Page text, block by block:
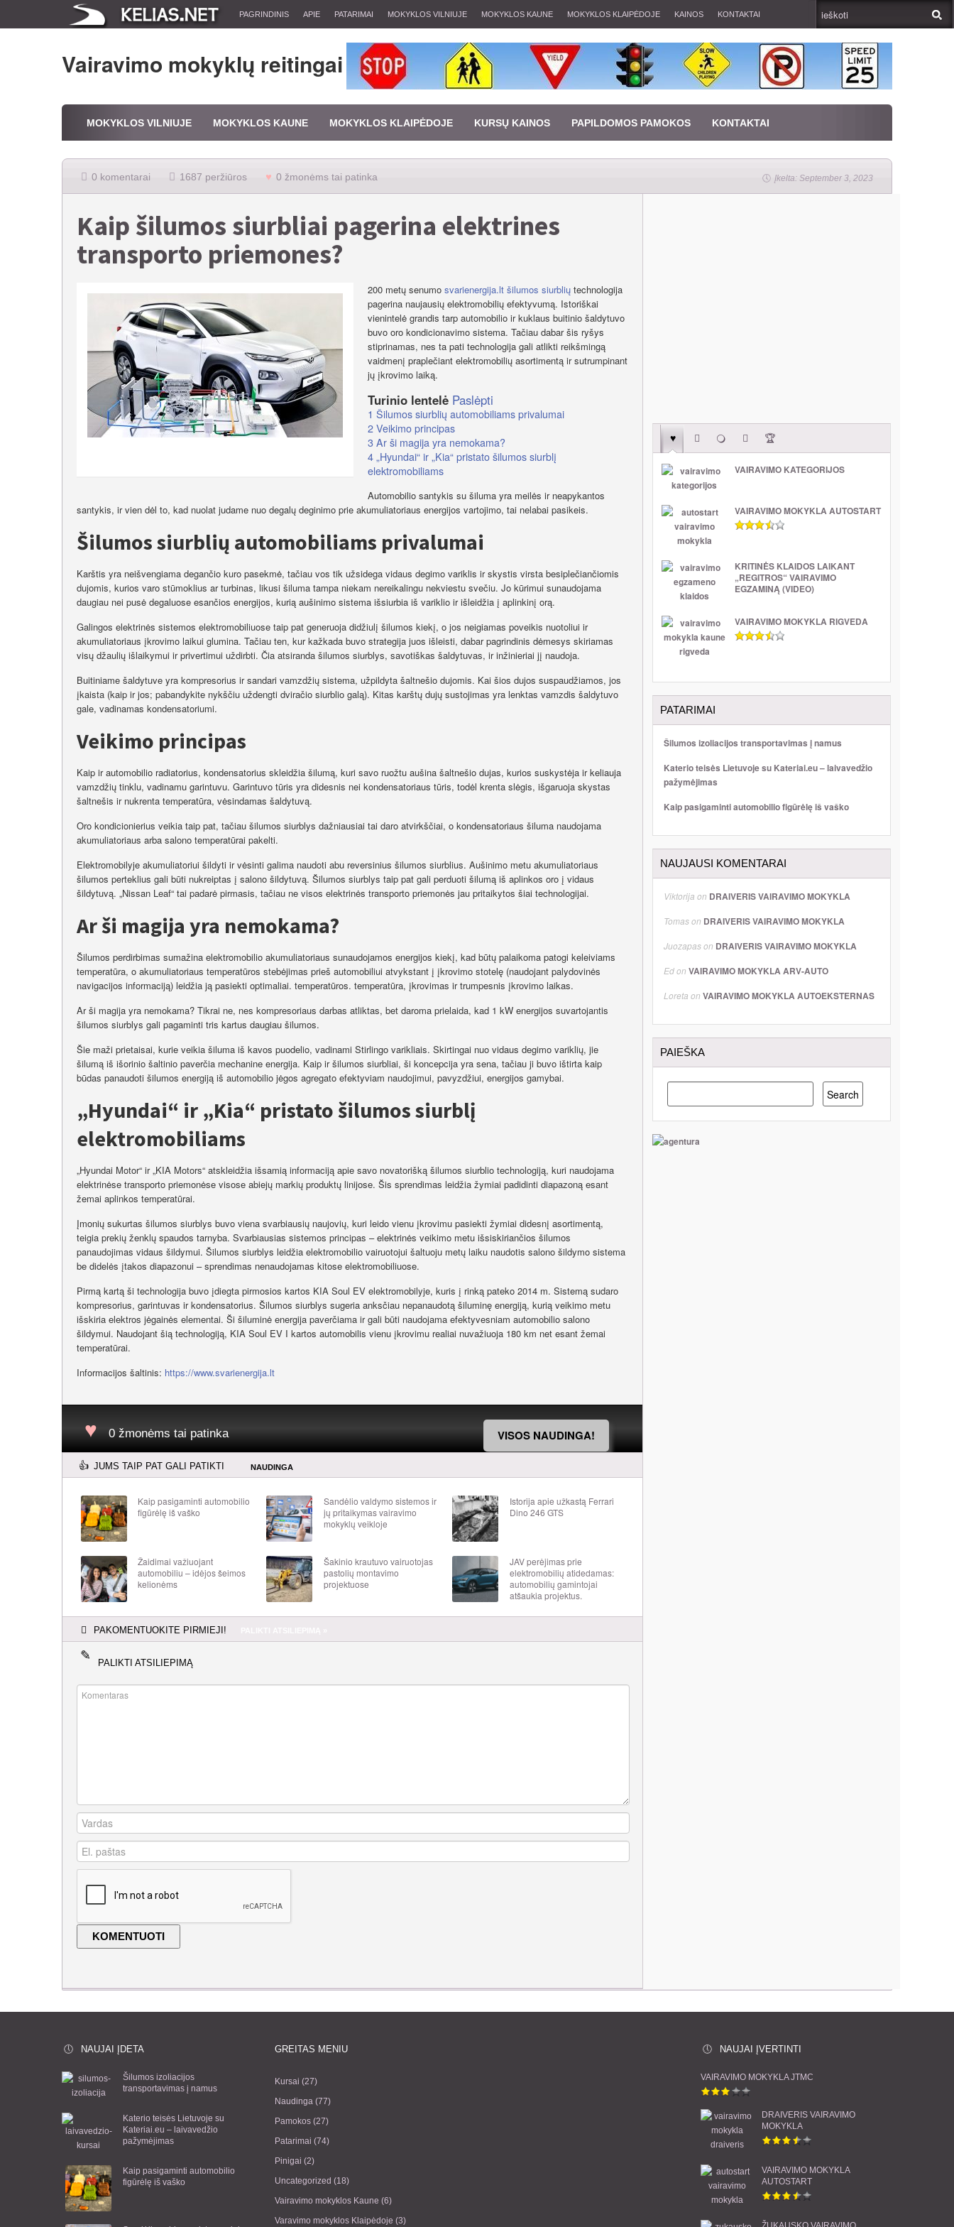
PAGRINDINIS APIE PATARIMAI MOKYKLOS VILNIUJE MOKYKLOS KAUNE MOKYKLOS KLAIPĖDOJE KAINOS KONTAKTAI
Vairavimo mokyklų reitingai
MOKYKLOS VILNIUJE MOKYKLOS KAUNE MOKYKLOS KLAIPĖDOJE KURSŲ KAINOS PAPILDOMOS PAMOKOS KONTAKTAI
0 komentarai 1687 peržiūros 0 žmonėms tai patinka Įkelta: September 3, 2023
Kaip šilumos siurbliai pagerina elektrines
transporto priemones?
200 metų senumo svarienergija.lt šilumos siurblių technologija
pagerina naujausių elektromobilių efektyvumą. Istoriškai
vienintelė grandis tarp automobilio ir kuklaus buitinio šaldytuvo
buvo oro kondicionavimo sistema. Tačiau dabar šis ryšys
stiprinamas, nes ta pati technologija gali atlikti reikšmingą
vaidmenį praplečiant elektromobilių asortimentą ir sutrumpinant
jų įkrovimo laiką.
Turinio lentelė Paslėpti
1 Šilumos siurblių automobiliams privalumai
2 Veikimo principas
3 Ar ši magija yra nemokama?
4 „Hyundai“ ir „Kia“ pristato šilumos siurblį
elektromobiliams
Automobilio santykis su šiluma yra meilės ir neapykantos
santykis, ir vien dėl to, kad nuolat judame nuo degalų deginimo prie akumuliatoriaus energijos vartojimo, tai nelabai pasikeis.
Šilumos siurblių automobiliams privalumai
Karštis yra neišvengiama degančio kuro pasekmė, tačiau vos tik užsidega vidaus degimo variklis ir skystis virsta besiplečiančiomis
dujomis, kurios varo stūmoklius ar turbinas, likusi šiluma tampa niekam nereikalingu nekviestu svečiu. Jo kūrimui sunaudojama
daugiau nei pusė degaluose esančios energijos, kurią aušinimo sistema išsiurbia iš variklio ir išleidžia į aplinkinį orą.
Galingos elektrinės sistemos elektromobiliuose taip pat generuoja didžiulį šilumos kiekį, o jos neigiamas poveikis nuotoliui ir
akumuliatoriaus įkrovimo laikui glumina. Tačiau ten, kur kažkada buvo strategija juos išleisti, dabar pagrindinis dėmesys skiriamas
visų džaulių išlaikymui ir privertimui uždirbti. Čia atsiranda šilumos siurblys, savotiškas šaldytuvas, ir inžinieriai jį naudoja.
Buitiniame šaldytuve yra kompresorius ir sandari vamzdžių sistema, užpildyta šaltnešio dujomis. Kai šios dujos suspaudžiamos, jos
įkaista (kaip ir jos; pabandykite nykščiu uždengti dviračio siurblio galą). Kitas karštų dujų sustojimas yra lenktas vamzdis šaldytuvo
gale, vadinamas kondensatoriumi.
Veikimo principas
Kaip ir automobilio radiatorius, kondensatorius skleidžia šilumą, kuri savo ruožtu aušina šaltnešio dujas, kurios suskystėja ir keliauja
vamzdžių tinklu, vadinamu garintuvu. Garintuvo tūris yra didesnis nei kondensatoriaus tūris, todėl krenta slėgis, išgaruoja skystas
šaltnešis ir nukrenta temperatūra, vėsindamas šaldytuvą.
Oro kondicionierius veikia taip pat, tačiau šilumos siurblys dažniausiai tai daro atvirkščiai, o kondensatoriaus šiluma naudojama
akumuliatoriaus arba salono temperatūrai pakelti.
Elektromobilyje akumuliatoriui šildyti ir vėsinti galima naudoti abu reversinius šilumos siurblius. Aušinimo metu akumuliatoriaus
šilumos perteklius gali būti nukreiptas į salono šildytuvą. Šilumos siurblys taip pat gali perduoti šilumą iš aplinkos oro į vidaus
šildytuvą. „Nissan Leaf“ tai padarė pirmasis, tačiau ne visos elektrinės transporto priemonės jau pritaikytos šiai technologijai.
Ar ši magija yra nemokama?
Šilumos perdirbimas sumažina elektromobilio akumuliatoriaus sunaudojamos energijos kiekį, kad būtų palaikoma patogi keleiviams
temperatūra, o akumuliatoriaus temperatūros stebėjimas prieš automobiliui atvykstant į įkrovimo stotelę (naudojant palydovinės
navigacijos informaciją) leidžia ją pasiekti optimaliai. temperatūros. temperatūra, įkrovimas ir trumpesnis įkrovimo laikas.
Ar ši magija yra nemokama? Tikrai ne, nes kompresoriaus darbas atliktas, bet daroma prielaida, kad 1 kW energijos suvartojantis
šilumos siurblys gali pagaminti tris kartus daugiau šilumos.
Šie maži prietaisai, kurie veikia šiluma iš kavos puodelio, vadinami Stirlingo varikliais. Skirtingai nuo vidaus degimo variklių, jie
šilumą iš išorinio šaltinio paverčia mechanine energija. Kaip ir šilumos siurbliai, ši koncepcija yra sena, tačiau ji buvo ištirta kaip
būdas panaudoti šilumos energiją iš automobilio jėgos agregato efektyviam naudojimui, pavyzdžiui, energijos gamybai.
„Hyundai“ ir „Kia“ pristato šilumos siurblį
elektromobiliams
„Hyundai Motor“ ir „KIA Motors“ atskleidžia išsamią informaciją apie savo novatorišką šilumos siurblio technologiją, kuri naudojama
elektrinėse transporto priemonėse visose abiejų markių produktų linijose. Šis sprendimas leidžia žymiai padidinti diapazoną esant
žemai aplinkos temperatūrai.
Įmonių sukurtas šilumos siurblys buvo viena svarbiausių naujovių, kuri leido vienu įkrovimu pasiekti žymiai didesnį asortimentą,
teigia prekių ženklų spaudos tarnyba. Svarbiausias sistemos principas – elektrinės veikimo metu išsiskiriančios šilumos
panaudojimas vidaus šildymui. Šilumos siurblys leidžia elektromobilio vairuotojui šaltuoju metų laiku naudotis salono šildymo sistema
be didelės įtakos diapazonui – sprendimas nenaudojamas kitose elektromobiliuose.
Pirmą kartą ši technologija buvo įdiegta pirmosios kartos KIA Soul EV elektromobilyje, kuris į rinką pateko 2014 m. Sistemą sudaro
kompresorius, garintuvas ir kondensatorius. Šilumos siurblys sugeria anksčiau nepanaudotą šiluminę energiją, kurią veikimo metu
išskiria elektros jėgainės elementai. Ši šiluminė energija paverčiama ir gali būti naudojama efektyvesniam automobilio salono
šildymui. Naudojant šią technologiją, KIA Soul EV I kartos automobilis vienu įkrovimu realiai nuvažiuoja 180 km net esant žemai
temperatūrai.
Informacijos šaltinis: https://www.svarienergija.lt
0 žmonėms tai patinka VISOS NAUDINGA!
JUMS TAIP PAT GALI PATIKTI NAUDINGA
Kaip pasigaminti automobilio
figūrėlę iš vaško
Sandėlio valdymo sistemos ir
jų pritaikymas vairavimo
mokyklų veikloje
Istorija apie užkastą Ferrari
Dino 246 GTS
Žaidimai važiuojant
automobiliu – idėjos šeimos
kelionėms
Šakinio krautuvo vairuotojas
pastolių montavimo
projektuose
JAV perėjimas prie
elektromobilių atidedamas:
automobilių gamintojai
atšaukia projektus.
PAKOMENTUOKITE PIRMIEJI!
PALIKTI ATSILIEPIMĄ
VAIRAVIMO KATEGORIJOS
VAIRAVIMO MOKYKLA AUTOSTART
KRITINĖS KLAIDOS LAIKANT
„REGITROS“ VAIRAVIMO
EGZAMINĄ (VIDEO)
VAIRAVIMO MOKYKLA RIGVEDA
PATARIMAI
Šilumos izoliacijos transportavimas į namus
Katerio teisės Lietuvoje su Kateriai.eu – laivavedžio
pažymėjimas
Kaip pasigaminti automobilio figūrėlę iš vaško
NAUJAUSI KOMENTARAI
Viktorija on DRAIVERIS VAIRAVIMO MOKYKLA
Tomason DRAIVERIS VAIRAVIMO MOKYKLA
Juozapason DRAIVERIS VAIRAVIMO MOKYKLA
Edon VAIRAVIMO MOKYKLA ARV-AUTO
Loreta on VAIRAVIMO MOKYKLA AUTOEKSTERNAS
PAIEŠKA
NAUJAI ĮDETA
Šilumos izoliacijos
transportavimas į namus
Katerio teisės Lietuvoje su
Kateriai.eu – laivavedžio
pažymėjimas
Kaip pasigaminti automobilio
figūrėlę iš vaško
GREITAS MENIU
Kursai (27)
Naudinga (77)
Pamokos (27)
Patarimai (74)
Pinigai (2)
Uncategorized (18)
Vairavimo mokyklos Kaune (6)
Varavimo mokyklos Klaipėdoje (3)
NAUJAI ĮVERTINTI
VAIRAVIMO MOKYKLA JTMC
DRAIVERIS VAIRAVIMO
MOKYKLA
VAIRAVIMO MOKYKLA
AUTOSTART